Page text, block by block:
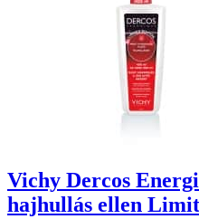
Vichy Dercos
hajhullás ellen